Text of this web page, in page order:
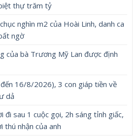
thự trăm tỷ
nghìn m2 của Hoài Linh, danh ca
ngờ
của bà Trương Mỹ Lan được định
16/8/2026), 3 con giáp tiền về
dả
đi sau 1 cuộc gọi, 2h sáng tỉnh giấc,
nhận của anh